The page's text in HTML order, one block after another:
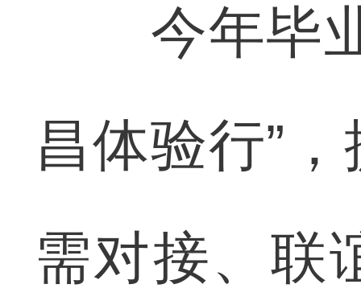
今年毕业
昌体验行”
需对接、联